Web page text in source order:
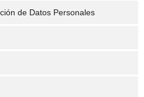
de Datos Personales